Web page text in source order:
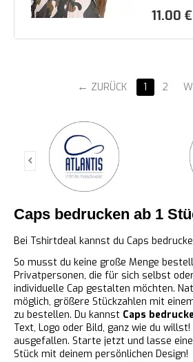
11.00 €
ZURÜCK 1 2
Caps bedrucken ab 1
Bei Tshirtdeal kannst du Caps
So musst du keine große Menge
Privatpersonen, die für sich selbst
individuelle Cap gestalten möchten.
möglich, größere Stückzahlen mit
zu bestellen. Du kannst Caps
Text, Logo oder Bild, ganz wie du
ausgefallen. Starte jetzt und lasse eine
Stück mit deinem persönlichen Design!